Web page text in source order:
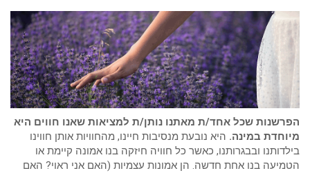
הפרשנות שכל אחד/ת מאתנו נותן/ת למציאות שאנו חווים היא
מיוחדת במינה.היא נובעת מנסיבות חיינו, מהחוויות אותן חווינו
בילדותנו ובבגרותנו, כאשר כל חוויה חיזקה בנו אמונה קיימת או
הטמיעה בנו אחת חדשה. הן אמונות עצמיות (האם אני ראוי? האם